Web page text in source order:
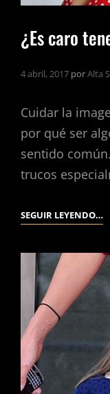
¿Es caro
4 abril, 2017 porAlta
Cuidar la
por qué ser
sentido
trucos
SEGUIR LEYENDO…¿ES
LA